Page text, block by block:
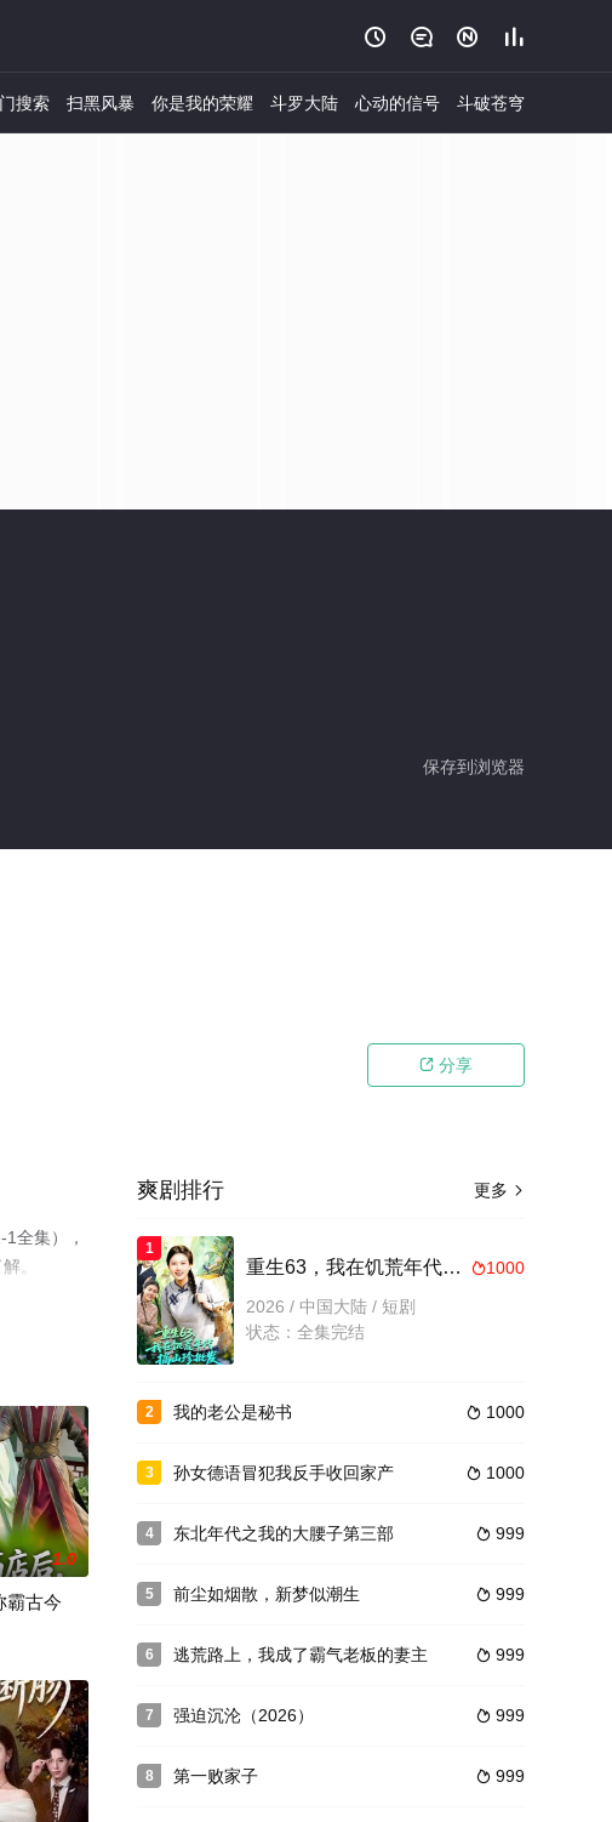
   
搜索 扫黑风暴 你是我的荣耀 斗罗大陆 心动的信号 斗破苍穹
保存到浏览器
 分享
全集），
。
1.0
霸古今
更多 
爽剧排行
1
1000
重生63，我在饥荒年代搞山珍批发
2026 / 中国大陆 / 短剧
状态：全集完结
2  1000
我的老公是秘书
3  1000
孙女德语冒犯我反手收回家产
4  999
东北年代之我的大腰子第三部
5  999
前尘如烟散，新梦似潮生
6  999
逃荒路上，我成了霸气老板的妻主
7  999
强迫沉沦（2026）
8  999
第一败家子